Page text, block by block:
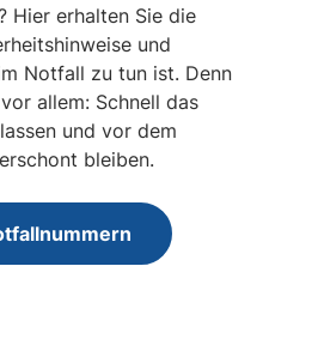
Hier erhalten Sie die
und
Notfall zu tun ist. Denn
allem: Schnell das
und vor dem
bleiben.